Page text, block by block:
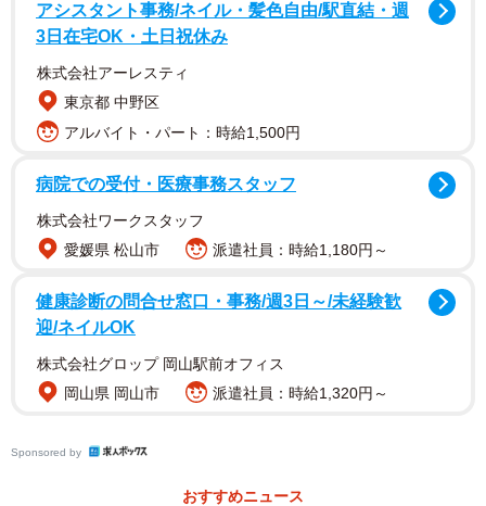
初めての出産を控えていた加鳥さんは、ある時出産経験の
ある義妹に軽い気持ちで「鼻からスイカの痛みってよく言
うけどほんと？」とたずねました。すると義妹から返って
きたのは「鼻からマンションかな…」という衝撃の答えで
した。予想外の答えに恐れおののきつつ、加鳥さんはつい
に出産の日を迎えます。
出産予定日を迎えた夜、特に変わった兆候もないまま床に
ついた加鳥さんでしたが、少しずつ痛みを感じ始めます。
ひとりで痛みに耐えながら、スマホのアプリで痛みの間隔
を測ると10分おきにきていることが分かり、ついに陣痛だ
アシスタント事務/ネイル・髪色自由/駅直結・週
3日在宅OK・土日祝休み
株式会社アーレスティ
東京都 中野区
アルバイト・パート：時給1,500円
病院での受付・医療事務スタッフ
株式会社ワークスタッフ
愛媛県 松山市
派遣社員：時給1,180円～
健康診断の問合せ窓口・事務/週3日～/未経験歓
迎/ネイルOK
株式会社グロップ 岡山駅前オフィス
岡山県 岡山市
派遣社員：時給1,320円～
Sponsored by
おすすめニュース